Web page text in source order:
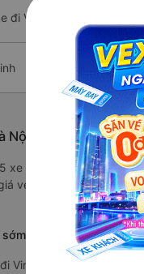
đi Vinh
Nội từ Vinh - Nghệ
xe Bảo Ngọc
vé chỉ từ 230000 đ
nhất ?
Vinh - Nghệ An xuất